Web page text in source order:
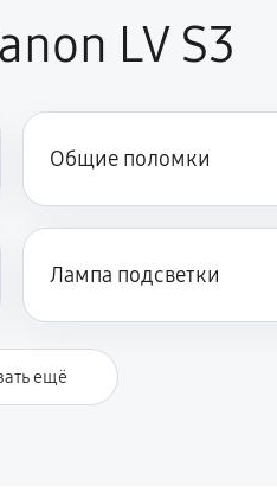
LV S3
Общие поломки
Лампа подсветки
ещё